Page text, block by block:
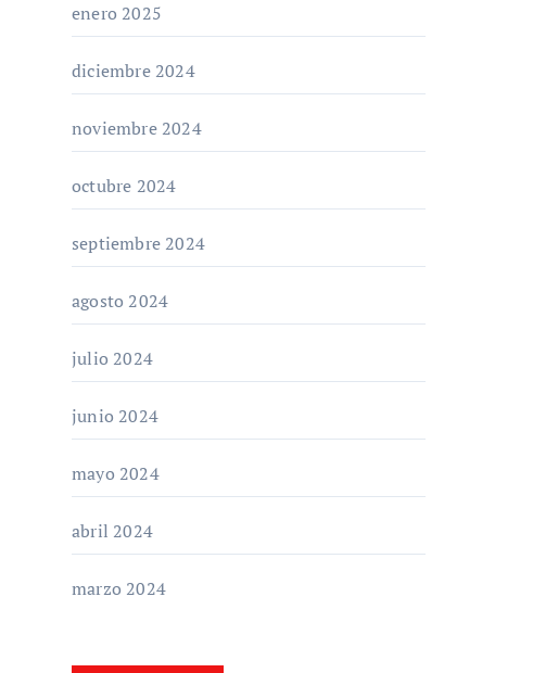
enero 2025
diciembre 2024
noviembre 2024
octubre 2024
septiembre 2024
agosto 2024
julio 2024
junio 2024
mayo 2024
abril 2024
marzo 2024